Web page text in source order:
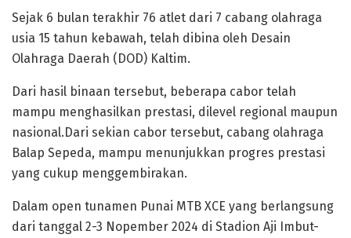
Sejak 6 bulan terakhir 76 atlet dari 7 cabang olahraga
usia 15 tahun kebawah, telah dibina oleh Desain
Olahraga Daerah (DOD) Kaltim.
Dari hasil binaan tersebut, beberapa cabor telah
mampu menghasilkan prestasi, dilevel regional maupun
nasional.Dari sekian cabor tersebut, cabang olahraga
Balap Sepeda, mampu menunjukkan progres prestasi
yang cukup menggembirakan.
Dalam open tunamen Punai MTB XCE yang berlangsung
dari tanggal 2-3 Nopember 2024 di Stadion Aji Imbut-